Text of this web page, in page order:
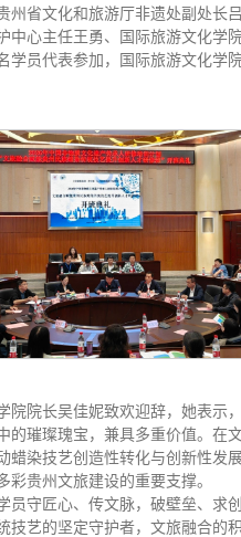
州省文化和旅游厅非遗处副处长
中心主任王勇、国际旅游文化学
学员代表参加，国际旅游文化学
院院长吴佳妮致欢迎辞，她表示
的璀璨瑰宝，兼具多重价值。在
蜡染技艺创造性转化与创新性发
彩贵州文旅建设的重要支撑。
员守匠心、传文脉，破壁垒、求
技艺的坚定守护者，文旅融合的积